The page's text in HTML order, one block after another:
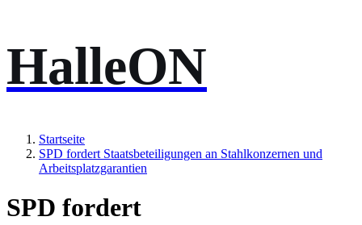
HalleON
Startseite
SPD fordert Staatsbeteiligungen an Stahlkonzernen und
Arbeitsplatzgarantien
SPD fordert